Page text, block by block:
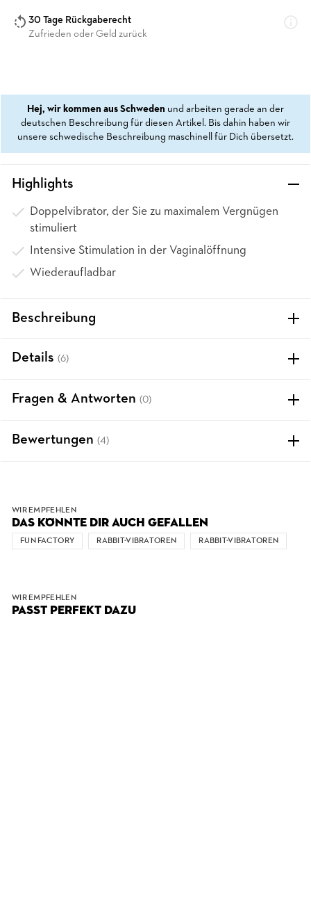
30 Tage Rückgaberecht
Zufrieden oder Geld zurück
Hej, wir kommen aus Schweden und arbeiten gerade an der
deutschen Beschreibung für diesen Artikel. Bis dahin haben wir
unsere schwedische Beschreibung maschinell für Dich übersetzt.
Highlights
Doppelvibrator, der Sie zu maximalem Vergnügen
stimuliert
Intensive Stimulation in der Vaginalöffnung
Wiederaufladbar
Beschreibung
Details (6)
Fragen & Antworten (0)
Bewertungen (4)
WIR EMPFEHLEN
DAS KÖNNTE DIR AUCH GEFALLEN
FUN FACTORY RABBIT-VIBRATOREN RABBIT-VIBRATOREN
WIR EMPFEHLEN
PASST PERFEKT DAZU